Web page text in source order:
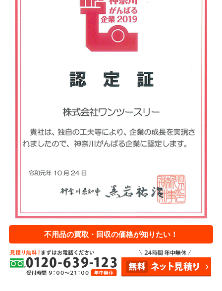
不用品の買取・回収の価格が知りたい！